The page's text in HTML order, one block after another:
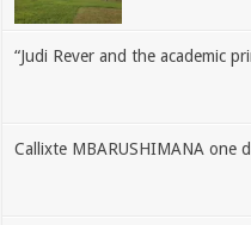
“Judi Rever and the academic
Callixte MBARUSHIMANA one